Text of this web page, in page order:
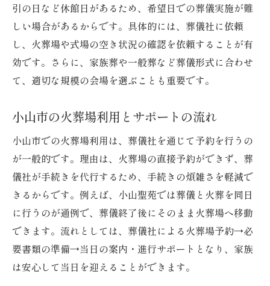
引の日など休館日があるため、希望日での葬儀実施が難
しい場合があるからです。具体的には、葬儀社に依頼
し、火葬場や式場の空き状況の確認を依頼することが有
効です。さらに、家族葬や一般葬など葬儀形式に合わせ
て、適切な規模の会場を選ぶことも重要です。
小山市の火葬場利用とサポートの流れ
小山市での火葬場利用は、葬儀社を通じて予約を行うの
が一般的です。理由は、火葬場の直接予約ができず、葬
儀社が手続きを代行するため、手続きの煩雑さを軽減で
きるからです。例えば、小山聖苑では葬儀と火葬を同日
に行うのが通例で、葬儀終了後にそのまま火葬場へ移動
できます。流れとしては、葬儀社による火葬場予約→必
要書類の準備→当日の案内・進行サポートとなり、家族
は安心して当日を迎えることができます。